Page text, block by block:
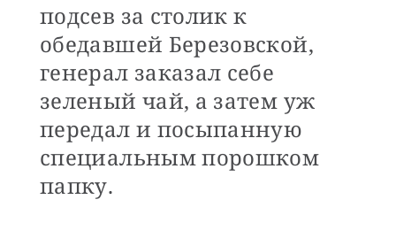
подсев за столик к
обедавшей Березовской,
генерал заказал себе
зеленый чай, а затем уж
передал и посыпанную
специальным порошком
папку.